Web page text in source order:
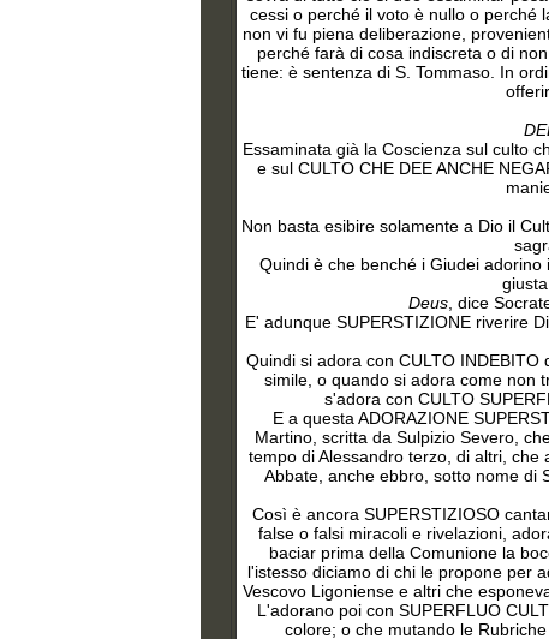
cessi o perché il voto è nullo o perché
non vi fu piena deliberazione,
perché farà di cosa indiscreta o di
tiene: è sentenza di S. Tommaso. In
Essaminata già la Coscienza sul culto
e sul CULTO CHE DEE ANCHE
Non basta esibire solamente a Dio il
Quindi è che benché i Giudei
Deus , dice
E' adunque SUPERSTIZIONE riverire
Quindi si adora con CULTO
simile, o quando si adora come non
s'adora con CULTO
E a questa ADORAZIONE
Martino, scritta da Sulpizio Severo,
tempo di Alessandro terzo, di altri,
Abbate, anche ebbro, sotto nome di
Così è ancora SUPERSTIZIOSO
false o falsi miracoli e rivelazioni,
baciar prima della Comunione la
l'istesso diciamo di chi le propone per
Vescovo Ligoniense e altri che
L'adorano poi con SUPERFLUO
colore; o che mutando le